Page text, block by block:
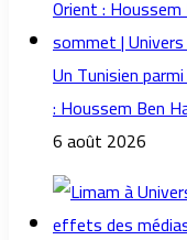
Un Tunisien
: Houssem Ben
6 août 2026